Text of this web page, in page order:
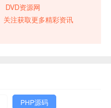
DVD资源网
关注获取更多精彩资讯
PHP源码